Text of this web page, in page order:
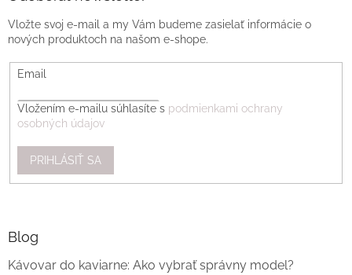
Vložte svoj e-mail a my Vám budeme zasielať informácie o
nových produktoch na našom e-shope.
Email
Vložením e-mailu súhlasíte s podmienkami ochrany
osobných údajov
PRIHLÁSIŤ SA
Blog
Kávovar do kaviarne: Ako vybrať správny model?